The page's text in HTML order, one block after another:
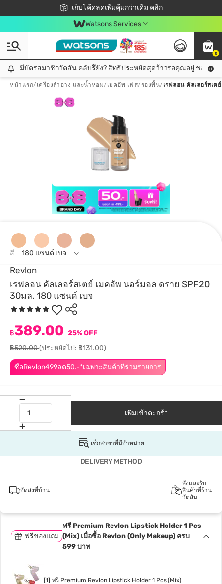
เก็บโค้ดลดเพิ่มคุ้มกว่าเดิม คลิก
ชอปออนไลน์ครั้งแรก ลดเพิ่มจุก ๆ 10%! 🎉
📦ส่งฟรี! เมื่อชอป 499฿
สมาชิกวัตสัน คลับดียังไง?
Watsons Services
0
มีบัตรสมาชิกวัตสัน คลับรึยัง? สิทธิประหยัดสุดว้าวรอคุณอยู่ ชอปคุ้มกว่าเดิม คลิก!
มีบัตรสมาชิกวัตสัน คลับรึยัง? สิทธิประหยัดสุดว้าวรอคุณอยู่ ชอปคุ้มก
หน้าแรก/ เครื่องสำอาง และน้ำหอม/ เมคอัพ เฟส/ รองพื้น/ เรฟลอน คัลเลอร์สเ
Revlon
เรฟลอน คัลเลอร์สเตย์ เมคอัพ นอร์มอล ดราย SPF20
30มล. 180 แซนด์ เบจ
ซื้อRevlon499ลด50.-*เฉพาะสินค้าที่ร่วมรายการ
฿389.00 25% OFF
฿520.00(ประหยัดไป: ฿131.00)
สี 180 แซนด์ เบจ
เพิ่มเข้าตะกร้า
เช็กสาขาที่มีจำหน่าย
DELIVERY METHOD
จัดส่งที่บ้าน
สั่งและรับ
สินค้าที่ร้าน
วัตสัน
ฟรีของแถม
ฟรี Premium Revlon Lipstick Holder 1 Pcs
(Mix) เมื่อซื้อ Revlon (Only Makeup) ครบ
599 บาท
[1] ฟรี Premium Revlon Lipstick Holder 1 Pcs (Mix)